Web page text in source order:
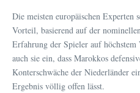
Die meisten europäischen Experten
Vorteil, basierend auf der
Erfahrung der Spieler auf
auch sie ein, dass Marokkos
Konterschwäche der Niederländer
Ergebnis völlig offen lässt.